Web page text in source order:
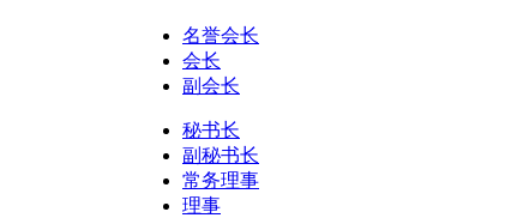
名誉会长
会长
副会长
秘书长
副秘书长
常务理事
理事